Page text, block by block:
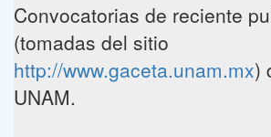
Convocatorias de reciente
(tomadas del sitio
http://www.gaceta.unam.mx)
UNAM.